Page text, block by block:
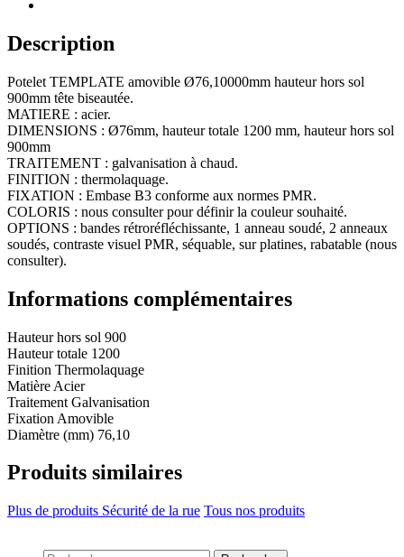
900mm
Description
Potelet TEMPLATE amovible Ø76,10000mm hauteur hors sol
900mm tête biseautée.
MATIERE : acier.
DIMENSIONS : Ø76mm, hauteur totale 1200 mm, hauteur hors sol
900mm
TRAITEMENT : galvanisation à chaud.
FINITION : thermolaquage.
FIXATION : Embase B3 conforme aux normes PMR.
COLORIS : nous consulter pour définir la couleur souhaité.
OPTIONS : bandes rétroréfléchissante, 1 anneau soudé, 2 anneaux
soudés, contraste visuel PMR, séquable, sur platines, rabatable (nous
consulter).
Informations complémentaires
Hauteur hors sol 900
Hauteur totale 1200
Finition Thermolaquage
Matière Acier
Traitement Galvanisation
Fixation Amovible
Diamètre (mm) 76,10
Produits similaires
Plus de produits Sécurité de la rue Tous nos produits